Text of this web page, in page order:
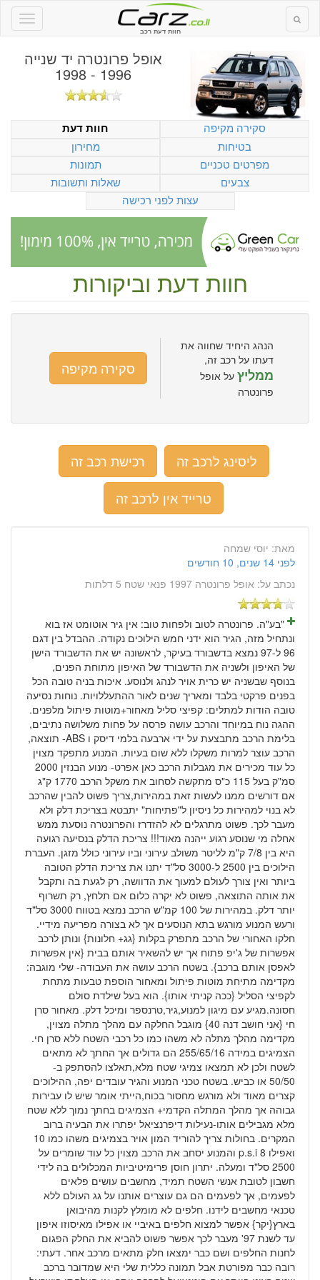
חוות דעת רכב
אופל פרונטרה יד שנייה
1996 - 1998
סקירה מקיפה
חוות דעת
בטיחות
מחירון
מפרטים טכניים
תמונות
צבעים
שאלות ותשובות
עצות לפני רכישה
חוות דעת וביקורות
הנהג היחיד שחווה את
דעתו על רכב זה,
ממליץ על אופל
פרונטרה
סקירה מקיפה
ליסינג לרכב זה
רכישת רכב זה
טרייד אין לרכב זה
מאת: יוסי שמחה
לפני 14 שנים, 10 חודשים
נכתב על: אופל פרונטרה 1997 פנאי שטח 5 דלתות
"בע"ה. פרונטרה לטוב ולפחות טוב: אין גיר אוטומט אז בוא
ונתחיל מזה, הגיר הוא ידני חמש הילוכים נקודה. ההבדל בין דגם
96 ל-97 נמצא בדשבורד בעיקר, לראשונה יש את הדשבורד הישן
של האיפון ולשניה את הדשבורד של האיפון מתוחת הפנים,
בנוסף שבשניה יש כרית אויר לנהג ולנוסע. איכות בניה טובה הכל
בפנים פרקטי בלבד ומאריך שנים לאור ההתעללויות. נוחות נסיעה
טובה הודות למתלים: קפיצי סליל מאחור+מוטות פיתול מלפנים.
ההגה נוח במיוחד והרכב עושה פרסה על פחות משלושה נתיבים,
בלימת הרכב מתבצעת על ידי ארבעה בלמי דיסק ו ABS- תוצאה,
הרכב עוצר למרות משקלו ללא שום בעיות. המנוע מתפקד מצוין
כל עוד מכירים את מגבלות הרכב כאן אפרט- מנוע הבנזין 2000
סמ"ק בעל 115 כ"ס מתקשה לסחוב את משקל הרכב 1770 ק"ג
אם דורשים ממנו לעשות זאת במהירות,צריך פשוט להבין שהרכב
לא בנוי למהירות כל ניסיון ל"פתיחות" יתבטא בצריכת דלק ולא
מעבר לכך. פשוט מתרגלים לא להזדרז והפרונטרה נוסעת ממש
אחלה מי שנוסע רגוע ייהנה מאוד!!! צריכת הדלק בנסיעה רגועה
היא בין 7/8 ק"מ לליטר משולב עירוני וביו עירוני כולל מזגן. העברת
הילוכים בין 2500 ל-3000 סל"ד יתנו את צריכת הדלק הטובה
ביותר ואין צורך לעולם למעוך את הדוושה, רק לגעת בה ותקבל
את אותה התוצאה, פשוט לא יקרה כלום אם תלחץ, רק תשרוף
יותר דלק. במהירות של 100 קמ"ש הרכב נמצא בטווח 3000 סל"ד
ורעש המנוע מורגש בתא הנוסעים אך לא בצורה מפריעה מידיי.
חלקו האחורי של הרכב מתפרק בקלות {גג+ חלונות} ונותן לרכב
אפשרות של ג'יפ פתוח אך יש להשאיר אותם בבית {אין אפשרות
לאפסן אותם ברכב}. בשטח הרכב עושה את העבודה- שלי מוגבה:
מקדימה מתיחת מוטות פיתול ומאחור הוספת טבעות מתחת
לקפיצי הסליל {ככה קניתי אותו}. הוא בעל שילדת סולם
חסונה.מגיע עם מיגון למנוע,גיר,טרנספר ומיכל דלק. מאחור סרן
חי {אני חושב דנה 40} מוגבל החלקה עם מהלך מתלה מצוין,
מקדימה מהלך מתלה לא משהו כמו כל רכבי השטח ללא סרן חי.
הצמיגים במידה 255/65/16 הם גדולים אך החתך לא מתאים
לשטח ולכן לא תמצאו צמיגי שטח מלא,תאלצו להסתפק ב-
50/50 או כביש. בשטח טכני המנוע והגיר עובדים יפה, ההילוכים
קצרים מאוד ולא מורגש מחסור בכוח,הייתי אומר שיש לו עבירות
גבוהה אך מהלך המתלה הקדמי+ הצמיגים בחתך נמוך ללא שטח
מלא מגבילים אותו-נעילות דיפרנציאל יפתרו את הבעיה ברוב
המקרים. בחולות צריך להוריד המון אויר בצמיגים משהו כמו 10
ואפילו 8 p.s.i והמנוע יסחב את הרכב מצוין כל עוד שומרים על
2500 סל"ד ומעלה. יתרון חוסן פרימיטיביות המכלולים בה לידי
חשבון לטובת אנשי השטח תמיד, מחשבים עושים פלאים
לפעמים, אך לפעמים הם גם עוצרים אותנו על גג העולם ללא
טכנאי מחשבים לידנו. חלפים לא מומלץ לקנות מהיבואן
בארץ{יקר} אפשר למצוא חלפים באיביי או אפילו מאיסוזו איפון
עד לשנת 97' מעבר לכך אפשר פשוט להביא את החלק הפגום
לחנות החלפים ושם כבר ימצאו חלק מתאים מרכב אחר. דעתי:
רובה כבר מפורטת אבל תמונה כללית שלי היא שמדובר ברכב